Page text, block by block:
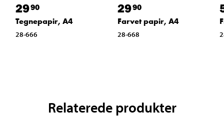
2990
Tegnepapir, A4
28-666
2990
Farvet papir, A4
28-668
Relaterede produkter